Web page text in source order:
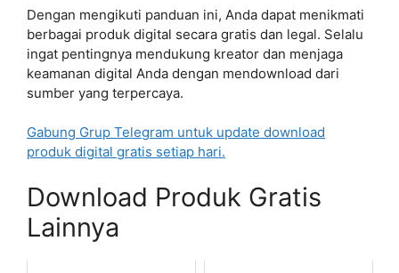
Dengan mengikuti panduan ini, Anda dapat menikmati
berbagai produk digital secara gratis dan legal. Selalu
ingat pentingnya mendukung kreator dan menjaga
keamanan digital Anda dengan mendownload dari
sumber yang terpercaya.
Gabung Grup Telegram untuk update download
produk digital gratis setiap hari.
Download Produk Gratis
Lainnya